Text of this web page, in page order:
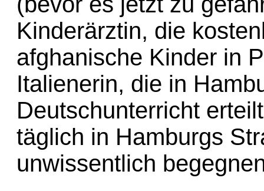
Kinderärztin, die
afghanische Kinder in
Italienerin, die in
Deutschunterricht
täglich in Hamburgs
unwissentlich